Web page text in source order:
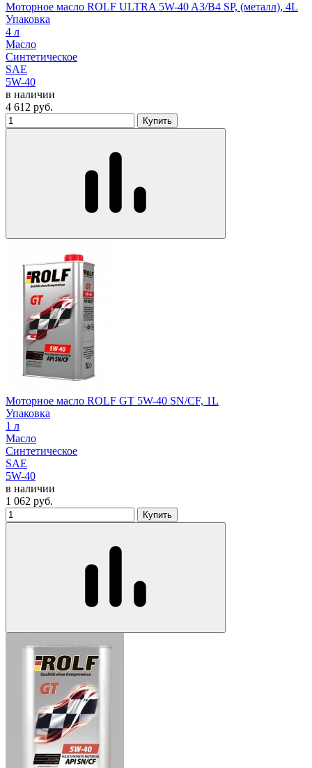
Моторное масло ROLF ULTRA 5W-40 A3/B4 SP, (металл), 4L
Упаковка
4 л
Масло
Синтетическое
SAE
5W-40
в наличии
4 612 руб.
Купить
Моторное масло ROLF GT 5W-40 SN/CF, 1L
Упаковка
1 л
Масло
Синтетическое
SAE
5W-40
в наличии
1 062 руб.
Купить